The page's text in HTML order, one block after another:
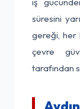
süresini
gereği, her
çevre
tarafından